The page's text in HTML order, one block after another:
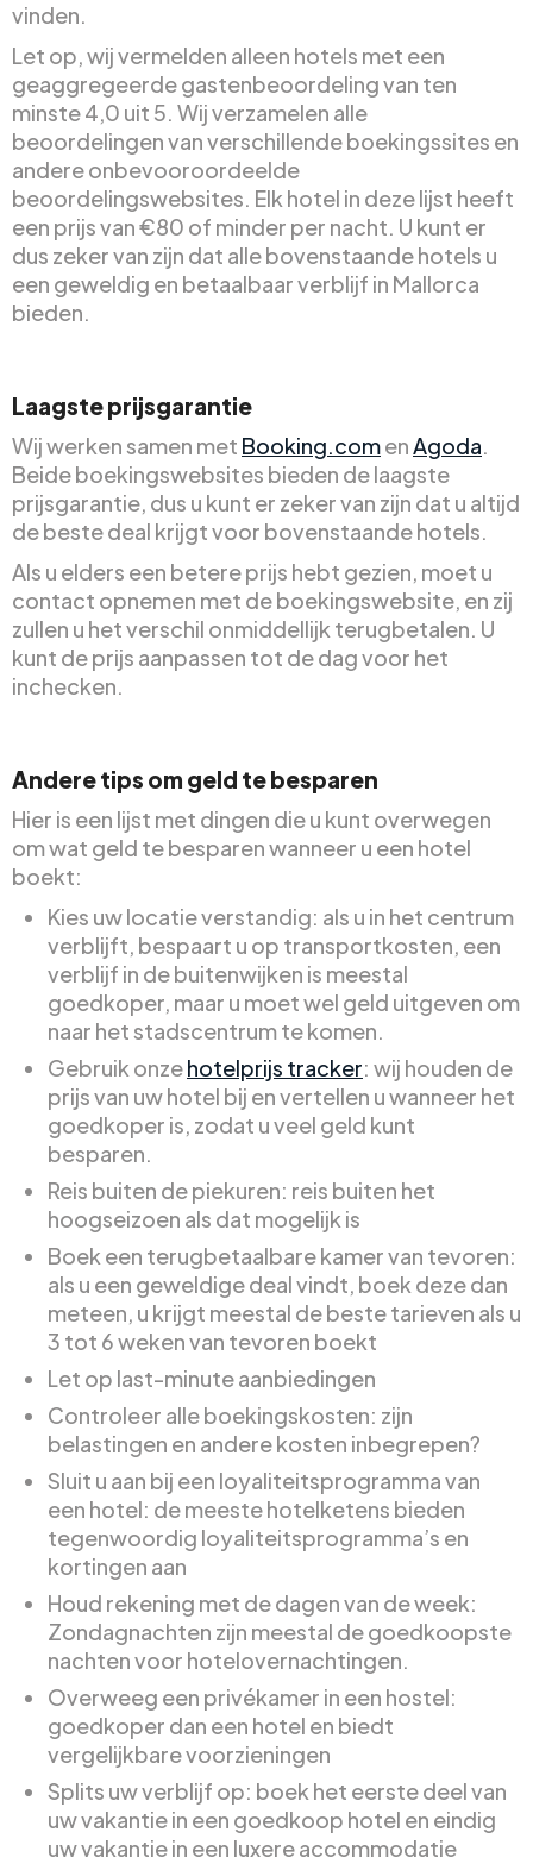
vinden.
Let op, wij vermelden alleen hotels met een
geaggregeerde gastenbeoordeling van ten
minste 4,0 uit 5. Wij verzamelen alle
beoordelingen van verschillende boekingssites en
andere onbevooroordeelde
beoordelingswebsites. Elk hotel in deze lijst heeft
een prijs van €80 of minder per nacht. U kunt er
dus zeker van zijn dat alle bovenstaande hotels u
een geweldig en betaalbaar verblijf in Mallorca
bieden.
Laagste prijsgarantie
Wij werken samen met Booking.comenAgoda.
Beide boekingswebsites bieden de laagste
prijsgarantie, dus u kunt er zeker van zijn dat u altijd
de beste deal krijgt voor bovenstaande hotels.
Als u elders een betere prijs hebt gezien, moet u
contact opnemen met de boekingswebsite, en zij
zullen u het verschil onmiddellijk terugbetalen. U
kunt de prijs aanpassen tot de dag voor het
inchecken.
Andere tips om geld te besparen
Hier is een lijst met dingen die u kunt overwegen
om wat geld te besparen wanneer u een hotel
boekt:
Kies uw locatie verstandig: als u in het centrum
verblijft, bespaart u op transportkosten, een
verblijf in de buitenwijken is meestal
goedkoper, maar u moet wel geld uitgeven om
naar het stadscentrum te komen.
Gebruik onzehotelprijs tracker: wij houden de
prijs van uw hotel bij en vertellen u wanneer het
goedkoper is, zodat u veel geld kunt
besparen.
Reis buiten de piekuren: reis buiten het
hoogseizoen als dat mogelijk is
Boek een terugbetaalbare kamer van tevoren:
als u een geweldige deal vindt, boek deze dan
meteen, u krijgt meestal de beste tarieven als u
3 tot 6 weken van tevoren boekt
Let op last-minute aanbiedingen
Controleer alle boekingskosten: zijn
belastingen en andere kosten inbegrepen?
Sluit u aan bij een loyaliteitsprogramma van
een hotel: de meeste hotelketens bieden
tegenwoordig loyaliteitsprogramma’s en
kortingen aan
Houd rekening met de dagen van de week:
Zondagnachten zijn meestal de goedkoopste
nachten voor hotelovernachtingen.
Overweeg een privékamer in een hostel:
goedkoper dan een hotel en biedt
vergelijkbare voorzieningen
Splits uw verblijf op: boek het eerste deel van
uw vakantie in een goedkoop hotel en eindig
uw vakantie in een luxere accommodatie